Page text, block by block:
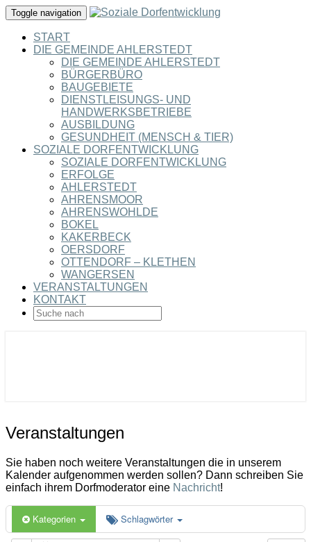
Toggle navigation
START
DIE GEMEINDE AHLERSTEDT
DIE GEMEINDE AHLERSTEDT
BÜRGERBÜRO
BAUGEBIETE
DIENSTLEISUNGS- UND
HANDWERKSBETRIEBE
AUSBILDUNG
GESUNDHEIT (MENSCH & TIER)
SOZIALE DORFENTWICKLUNG
SOZIALE DORFENTWICKLUNG
ERFOLGE
AHLERSTEDT
AHRENSMOOR
AHRENSWOHLDE
BOKEL
KAKERBECK
OERSDORF
OTTENDORF – KLETHEN
WANGERSEN
VERANSTALTUNGEN
KONTAKT
SEARCH
ICON
Veranstaltungen
Veranstaltungen
Sie haben noch weitere Veranstaltungen die in unserem
Kalender aufgenommen werden sollen? Dann schreiben Sie
einfach ihrem Dorfmoderator eine Nachricht!
Kategorien Schlagwörter